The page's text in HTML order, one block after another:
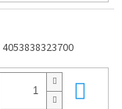
4053838323700